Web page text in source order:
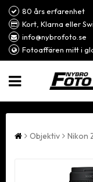
80 års erfarenhet
Kort, Klarna eller
info@nybrofoto.se
Fotoaffären mitt i
Objektiv Nikon